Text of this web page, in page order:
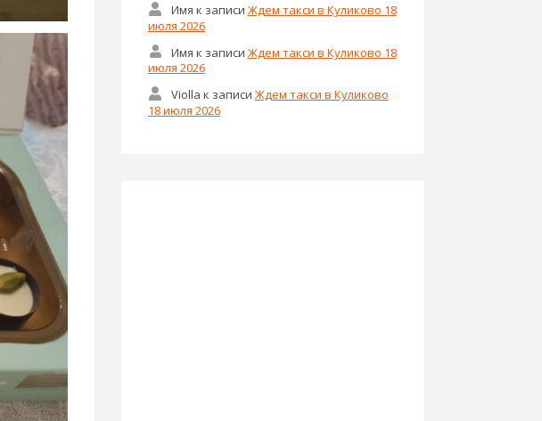
Имя к записи Ждем такси в Куликово 18
июля 2026
Имя к записи Ждем такси в Куликово 18
июля 2026
Violla к записи Ждем такси в Куликово
18 июля 2026